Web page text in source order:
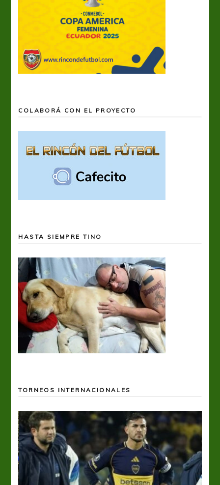
COLABORÁ CON EL PROYECTO
HASTA SIEMPRE TINO
TORNEOS INTERNACIONALES